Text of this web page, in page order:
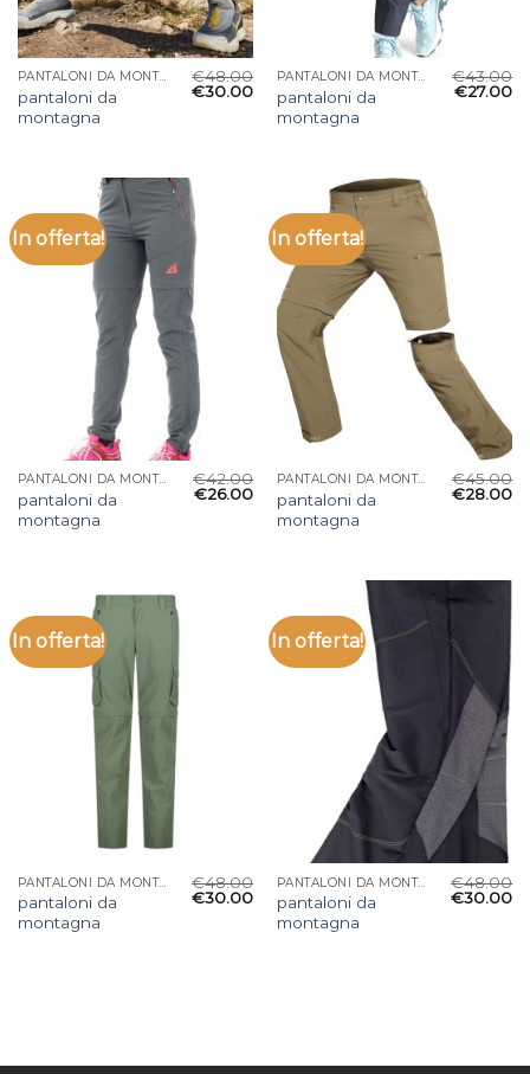
PANTALONI DA MONTAGNA
pantaloni da
montagna
€48.00
€30.00
PANTALONI DA MONTAGNA
pantaloni da
montagna
€43.00
€27.00
In offerta!
PANTALONI DA MONTAGNA
pantaloni da
montagna
€42.00
€26.00
In offerta!
PANTALONI DA MONTAGNA
pantaloni da
montagna
€45.00
€28.00
In offerta!
PANTALONI DA MONTAGNA
pantaloni da
montagna
€48.00
€30.00
In offerta!
PANTALONI DA MONTAGNA
pantaloni da
montagna
€48.00
€30.00